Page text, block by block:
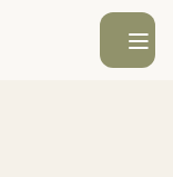
Ouvrir le